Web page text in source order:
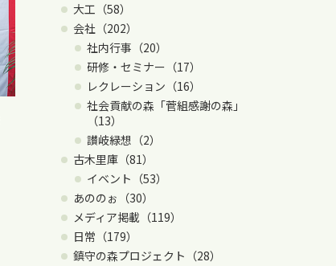
大工（58）
会社（202）
社内行事（20）
研修・セミナー（17）
レクレーション（16）
社会貢献の森「菅組感謝の森」
（13）
讃岐緑想（2）
古木里庫（81）
イベント（53）
あののぉ（30）
メディア掲載（119）
日常（179）
鎮守の森プロジェクト（28）